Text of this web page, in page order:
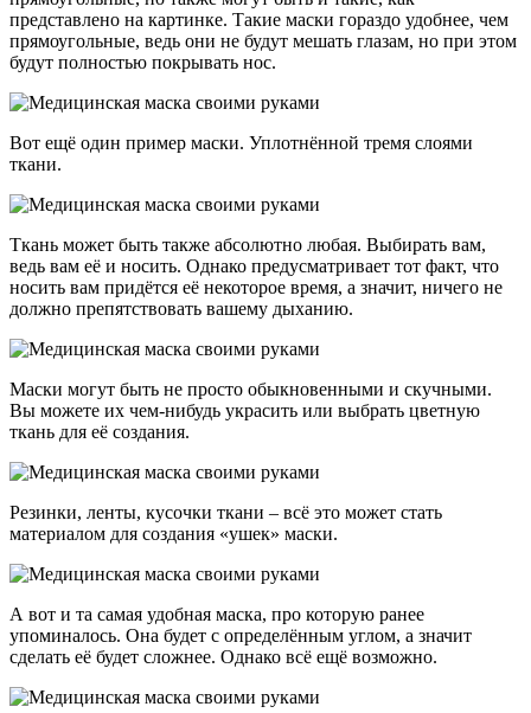
представлено на картинке. Такие маски гораздо удобнее, чем
прямоугольные, ведь они не будут мешать глазам, но при этом
будут полностью покрывать нос.
Вот ещё один пример маски. Уплотнённой тремя слоями
ткани.
Ткань может быть также абсолютно любая. Выбирать вам,
ведь вам её и носить. Однако предусматривает тот факт, что
носить вам придётся её некоторое время, а значит, ничего не
должно препятствовать вашему дыханию.
Маски могут быть не просто обыкновенными и скучными.
Вы можете их чем-нибудь украсить или выбрать цветную
ткань для её создания.
Резинки, ленты, кусочки ткани – всё это может стать
материалом для создания «ушек» маски.
А вот и та самая удобная маска, про которую ранее
упоминалось. Она будет с определённым углом, а значит
сделать её будет сложнее. Однако всё ещё возможно.